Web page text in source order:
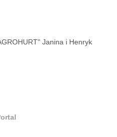
Janina i Henryk